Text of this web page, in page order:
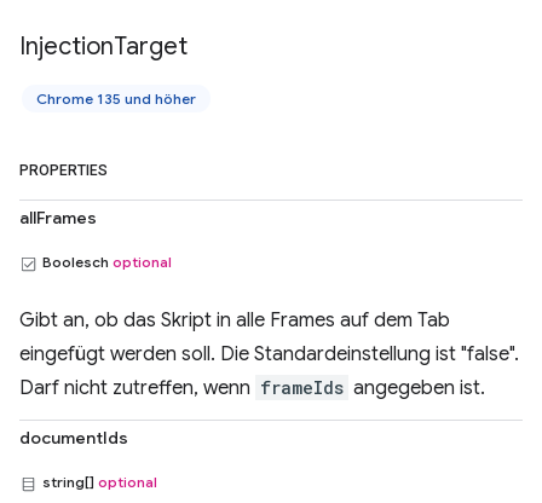
InjectionTarget
Chrome 135 und höher
PROPERTIES
allFrames
Boolesch optional
Gibt an, ob das Skript in alle Frames auf dem Tab
eingefügt werden soll. Die Standardeinstellung ist "false".
Darf nicht zutreffen, wenn frameIds angegeben ist.
documentIds
string[] optional